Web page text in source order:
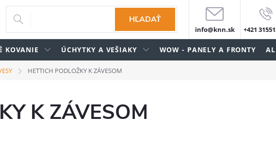
HĽADAŤ
info@knn.sk +421
KOVANIE ÚCHYTKY A VEŠIAKY WOW - PANELY A FRONTY
HETTICH PODLOŽKY K ZÁVESOM
K ZÁVESOM